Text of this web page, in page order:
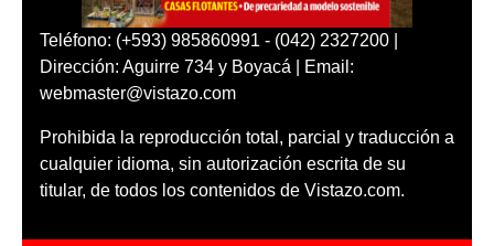
Teléfono: (+593) 985860991 - (042) 2327200 |
Dirección: Aguirre 734 y Boyacá | Email:
webmaster@vistazo.com
Prohibida la reproducción total, parcial y traducción a
cualquier idioma, sin autorización escrita de su
titular, de todos los contenidos de Vistazo.com.